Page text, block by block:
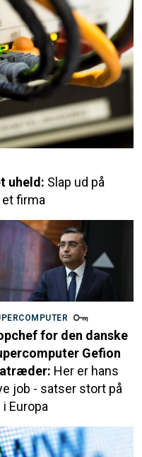
uheld: Slap ud på
firma
for den danske
Gefion
Her er hans
job - satser stort på
i Europa